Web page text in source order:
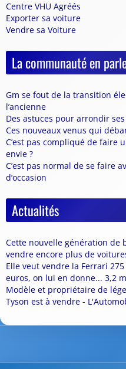
Centre VHU Agréés
Exporter sa voiture
Vendre sa Voiture
La communauté en
Gm se fout de la transition
l’ancienne
Des astuces pour arrondir
Ces nouveaux venus qui
C’est pas compliqué de faire
envie ?
C’est pas normal de se faire
d’occasion
Actualités
Cette nouvelle génération de
vendre encore plus de
Elle veut vendre la Ferrari
euros, on lui en donne... 3,2
Modèle et propriétaire de
Tyson est à vendre -